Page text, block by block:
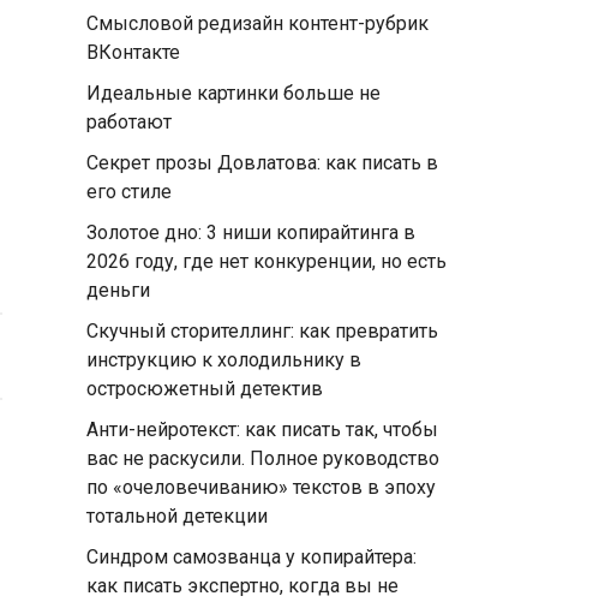
Смысловой редизайн контент-рубрик
ВКонтакте
Идеальные картинки больше не
работают
Секрет прозы Довлатова: как писать в
его стиле
Золотое дно: 3 ниши копирайтинга в
2026 году, где нет конкуренции, но есть
деньги
Скучный сторителлинг: как превратить
инструкцию к холодильнику в
остросюжетный детектив
Анти-нейротекст: как писать так, чтобы
вас не раскусили. Полное руководство
по «очеловечиванию» текстов в эпоху
тотальной детекции
Синдром самозванца у копирайтера:
как писать экспертно, когда вы не